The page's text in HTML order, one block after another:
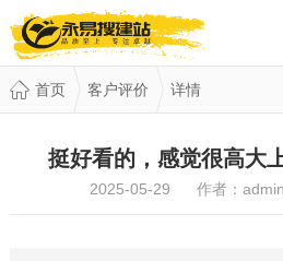
首页 客户评价 详情
挺好看的，感觉很高大
2025-05-29 作者：